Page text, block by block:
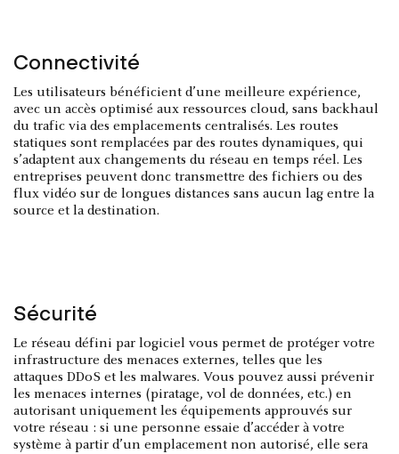
Connectivité
Les utilisateurs bénéficient d’une meilleure expérience,
avec un accès optimisé aux ressources cloud, sans backhaul
du trafic via des emplacements centralisés. Les routes
statiques sont remplacées par des routes dynamiques, qui
s’adaptent aux changements du réseau en temps réel. Les
entreprises peuvent donc transmettre des fichiers ou des
flux vidéo sur de longues distances sans aucun lag entre la
source et la destination.
Sécurité
Le réseau défini par logiciel vous permet de protéger votre
infrastructure des menaces externes, telles que les
attaques DDoS et les malwares. Vous pouvez aussi prévenir
les menaces internes (piratage, vol de données, etc.) en
autorisant uniquement les équipements approuvés sur
votre réseau : si une personne essaie d’accéder à votre
système à partir d’un emplacement non autorisé, elle sera